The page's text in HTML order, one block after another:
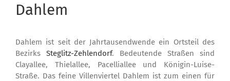
Dahlem
Dahlem ist seit der Jahrtausendwende ein Ortsteil des
Bezirks Steglitz-Zehlendorf. Bedeutende Straßen sind
Clayallee, Thielallee, Pacelliallee und Königin-Luise-
Straße. Das feine Villenviertel Dahlem ist zum einen für